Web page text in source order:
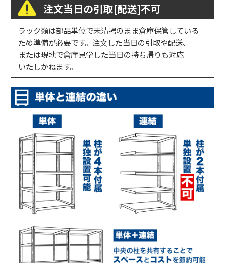
注文当日の引取[配送]不可
ラック類は部品単位で未清掃のまま倉庫保管している
ため準備が必要です。注文した当日の引取や配送、
または現地で倉庫見学した当日の持ち帰りも対応
いたしかねます。